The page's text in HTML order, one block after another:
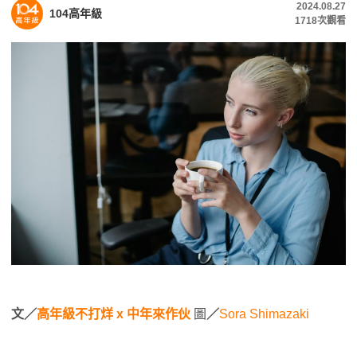
104高年級
2024.08.27
1718次觀看
文／高年級不打烊 x 中年來作伙 圖 ／Sora Shimazaki